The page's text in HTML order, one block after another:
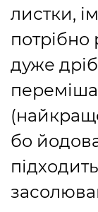
листки,
потрібно
дуже
бо